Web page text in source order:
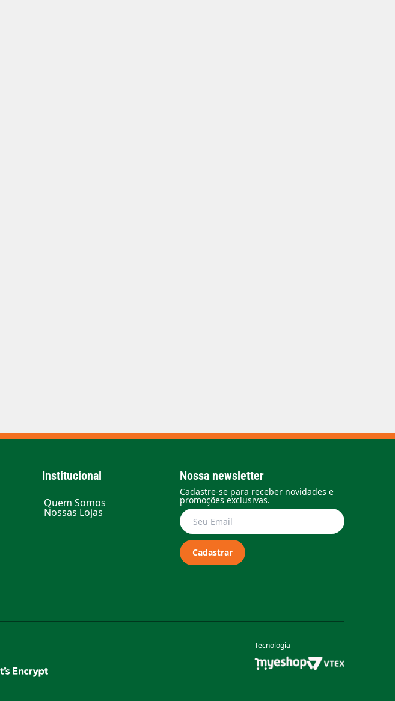
Institucional
Quem Somos
Nossas Lojas
Nossa newsletter
Cadastre-se para receber novidades e
promoções exclusivas.
Cadastrar
Tecnologia